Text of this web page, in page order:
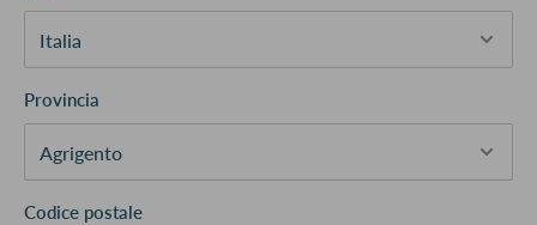
Provincia
Codice postale